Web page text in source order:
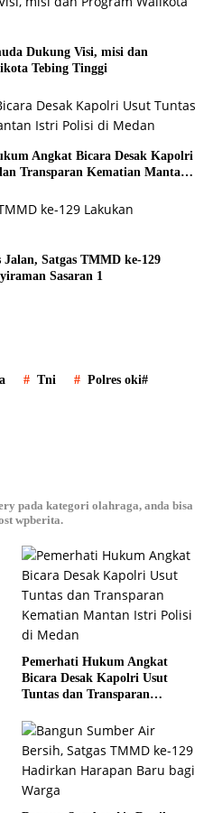
Dukung Visi, misi dan
Tebing Tinggi
Angkat Bicara Desak Kapolri
Transparan Kematian Mantan
Jalan, Satgas TMMD ke-129
Sasaran 1
Tni Polres oki#
pada kategori olahraga, anda bisa
wpberita.
Pemerhati Hukum Angkat
Bicara Desak Kapolri Usut
Tuntas dan Transparan
Medan